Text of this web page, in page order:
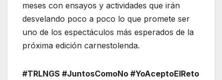
meses con ensayos y actividades que irán
desvelando poco a poco lo que promete ser
uno de los espectáculos más esperados de la
próxima edición carnestolenda.
#TRLNGS #JuntosComoNo #YoAceptoElReto